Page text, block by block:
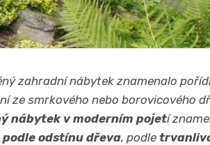
zahradní nábytek znamenalo
ze smrkového nebo borovicového
nábytek v moderním pojetí
podle odstínu dřeva, podle